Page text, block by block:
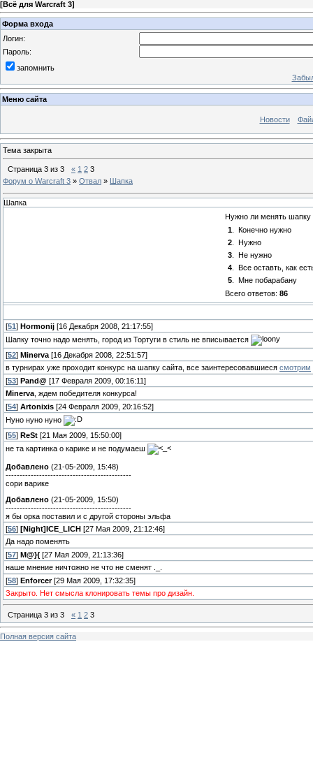
[Всё для Warcraft 3]
Форма входа
Логин:
Пароль:
запомнить
Меню сайта
Новости
Тема закрыта
Страница 3 из 3 « 1 2 3
Форум о Warcraft 3 » Отвал » Шапка
Шапка
Нужно ли менять шапку
1.
Конечно нужно
2.
Нужно
3.
Не нужно
4.
Все оставть, как
5.
Мне побарабану
Всего ответов: 86
[51 ] Hormonij [16 Декабря 2008, 21:17:55]
Шапку точно надо менять, город из Тортуги в стиль не вписывается
[52] Minerva [16 Декабря 2008, 22:51:57]
в турнирах уже проходит конкурс на шапку сайта, все заинтересовавшиеся смотрим
[53] Pand@ [17 Февраля 2009, 00:16:11]
Minerva , ждем победителя конкурса!
[54] Artonixis [24 Февраля 2009, 20:16:52]
Нуно нуно нуно
[55] ReSt [21 Мая 2009, 15:50:00]
не та картинка о карике и не подумаеш
Добавлено (21-05-2009, 15:48)
---------------------------------------------
сори варике
Добавлено (21-05-2009, 15:50)
---------------------------------------------
я бы орка поставил и с другой стороны эльфа
[56] [Night]ICE_LICH [27 Мая 2009, 21:12:46]
Да надо поменять
[57] M@}{ [27 Мая 2009, 21:13:36]
наше мнение ничтожно не что не сменят ._.
[58] Enforcer[29 Мая 2009, 17:32:35]
Закрыто. Нет смысла клонировать темы про дизайн.
Страница 3 из 3 « 1 2 3
Полная версия сайта